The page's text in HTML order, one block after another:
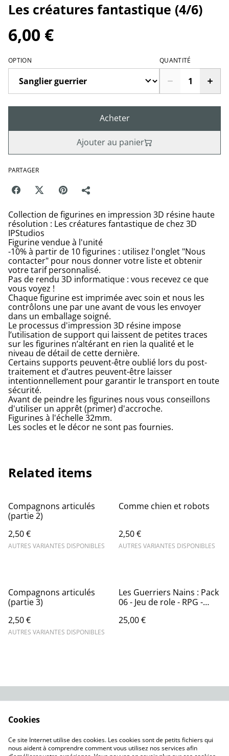
Les créatures fantastique (4/6)
6,00 €
OPTION QUANTITÉ
Acheter
Ajouter au panier
PARTAGER
Collection de figurines en impression 3D résine haute
résolution : Les créatures fantastique de chez 3D
IPStudios
Figurine vendue à l'unité
-10% à partir de 10 figurines : utilisez l'onglet "Nous
contacter" pour nous donner votre liste et obtenir
votre tarif personnalisé.
Pas de rendu 3D informatique : vous recevez ce que
vous voyez !
Chaque figurine est imprimée avec soin et nous les
contrôlons une par une avant de vous les envoyer
dans un emballage soigné.
Le processus d'impression 3D résine impose
l’utilisation de support qui laissent de petites traces
sur les figurines n’altérant en rien la qualité et le
niveau de détail de cette dernière.
Certains supports peuvent-être oublié lors du post-
traitement et d’autres peuvent-être laisser
intentionnellement pour garantir le transport en toute
sécurité.
Avant de peindre les figurines nous vous conseillons
d'utiliser un apprêt (primer) d'accroche.
Figurines à l'échelle 32mm.
Les socles et le décor ne sont pas fournies.
Related items
Compagnons articulés
(partie 2)
2,50 €
AUTRES VARIANTES DISPONIBLES
Comme chien et robots
2,50 €
AUTRES VARIANTES DISPONIBLES
Compagnons articulés
(partie 3)
2,50 €
AUTRES VARIANTES DISPONIBLES
Les Guerriers Nains : Pack
06 - Jeu de role - RPG -
25,00 €
Nos modèles à
télécharger
Cookies
Ce site Internet utilise des cookies. Les cookies sont de petits fichiers qui
nous aident à comprendre comment vous utilisez nos services afin